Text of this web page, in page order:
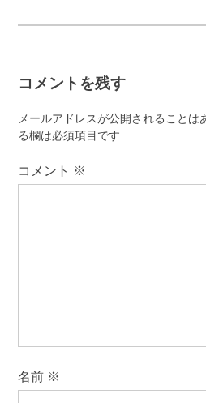
ー
シ
ョ
コメントを残す
メールアドレスが公開されることは
る欄は必須項目です
コメント ※
名前 ※